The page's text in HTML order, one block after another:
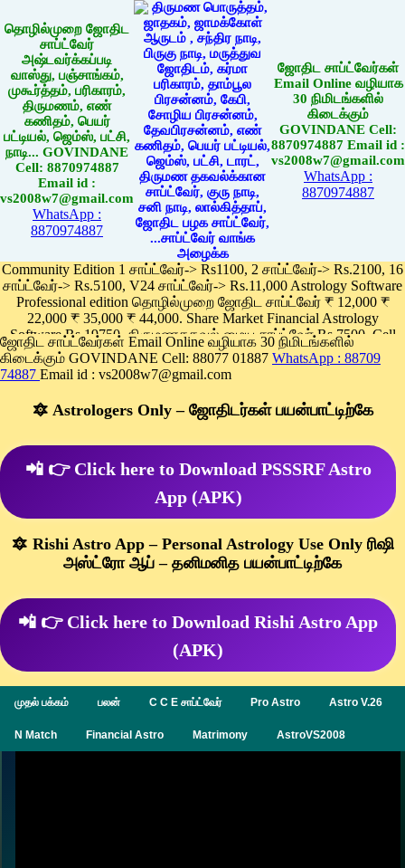
தொழில்முறை ஜோதிட
சாப்ட்வேர்
அஷ்டவர்க்கப்படி
வாஸ்து, பஞ்சாங்கம்,
முகூர்த்தம், பரிகாரம்,
திருமணம், எண்
கணிதம், பெயர்
பட்டியல், ஜெம்ஸ், பட்சி,
நாடி... GOVINDANE
Cell: 8870974887
Email id :
vs2008w7@gmail.com
WhatsApp :
8870974887
ஜோதிட சாப்ட்வேர்கள்
Email Online வழியாக
30 நிமிடங்களில்
கிடைக்கும்
GOVINDANE Cell:
8870974887 Email id :
vs2008w7@gmail.com
WhatsApp :
8870974887
Community Edition 1 சாப்ட்வேர்-> Rs1100, 2 சாப்ட்வேர்-> Rs.2100, 16
சாப்ட்வேர்-> Rs.5100, V24 சாப்ட்வேர்-> Rs.11,000 Astrology Software
Professional edition தொழில்முறை ஜோதிட சாப்ட்வேர் ₹ 12,000 ₹
22,000 ₹ 35,000 ₹ 44,000. Share Market Financial Astrology
Software Rs.19750, திருமணதகவல் மைய சாப்ட்வேர் Rs.7500, Cell
Phone App Rs. 1100
Pay online
ஜோதிட சாப்ட்வேர்கள் Email Online வழியாக 30 நிமிடங்களில்
கிடைக்கும் GOVINDANE Cell: 88077 01887 WhatsApp : 88709
74887 Email id : vs2008w7@gmail.com
🔯 Astrologers Only – ஜோதிடர்கள் பயன்பாட்டிற்கே
📲 👉 Click here to Download PSSSRF Astro
App (APK)
🔯 Rishi Astro App – Personal Astrology Use Only ரிஷி
அஸ்ட்ரோ ஆப் – தனிமனித பயன்பாட்டிற்கே
📲 👉 Click here to Download Rishi Astro App
(APK)
முதல் பக்கம் பலன் C C E சாப்ட்வேர் Pro Astro Astro V.26
N Match Financial Astro Matrimony AstroVS2008